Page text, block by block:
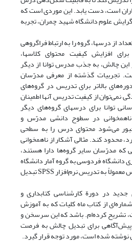
است، دست یابد. این موردی است که
علوم دانشگاه شهید چمران، تجربه
از درسها، گروه را به ارتباط فراگروهی
افزایش کیفیت محتوای کلاسها،
چالش، به جذب مدرس توانا از دیگر
تجربیات گذشته از معرفی مدرّسان
بالاتر برای تدریس در گروه‌های
نمی‌توان از کیفیت تدریس آنها اطمینان
توانا برای درسهای گروه‌های دیگر
در سطوح دانشی مدرّس و
می‌شود محتوای درس را به سطحی
محدود کند. مثالی آشکار از ناهمخوانی
که مدرّسان سایر گروه‌ها دارا هستند،
دانشگاه فردوسی به گروه آمار دانشگاه
است که بیشترین ساعات درس معمولاً به تدریس نرم‌افزار SPSS تبدیل
در دورة کارشناسی کتابداری و
از کتاب ماه کلیات که به آموزش
تشریح کرده‌ام. باشد که این سرسخن و
برای تبدیل چالش به فرصت
نوشته شده است، مورد توجه قرار گیرد.